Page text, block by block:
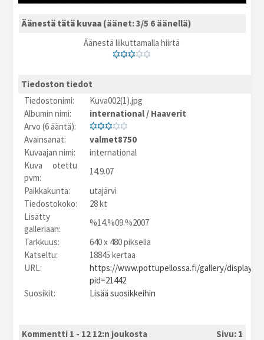
Äänestä tätä kuvaa (äänet: 3/5 6 äänellä)
Äänestä liikuttamalla hiirtä
Tiedoston tiedot
Tiedostonimi:
Kuva002(1).jpg
Albumin nimi:
international / Haaverit
Arvo (6 ääntä):
Avainsanat:
valmet8750
Kuvaajan nimi:
international
Kuva otettu
pvm:
14.9.07
Paikkakunta:
utajärvi
Tiedostokoko:
28 kt
Lisätty
galleriaan:
%14.%09.%2007
Tarkkuus:
640 x 480 pikseliä
Katseltu:
18845 kertaa
URL:
https://www.pottupellossa.fi/gallery/
pid=21442
Suosikit:
Lisää suosikkeihin
Kommentti 1 - 12 12:n joukosta Sivu: 1